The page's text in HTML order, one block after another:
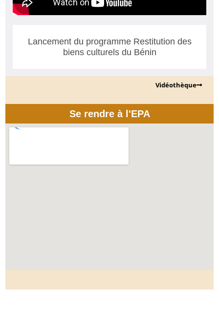
Lancement du programme Restitution des
biens culturels du Bénin
Vidéothèque
Se rendre à l'EPA